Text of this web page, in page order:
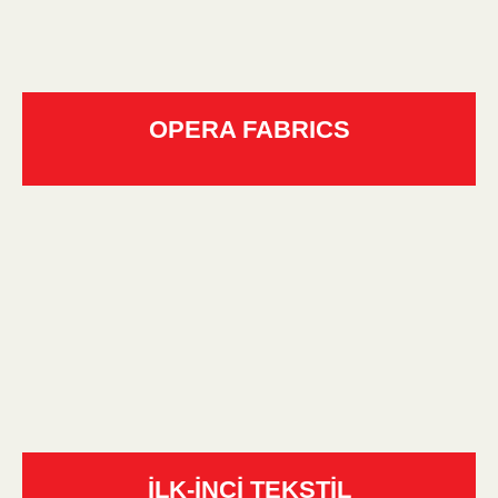
OPERA FABRICS
İLK-İNCİ TEKSTİL